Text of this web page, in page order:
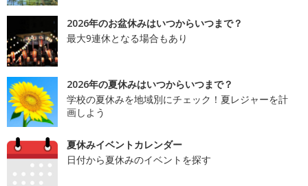
2026年のお盆休みはいつからいつまで？
最大9連休となる場合もあり
2026年の夏休みはいつからいつまで？
学校の夏休みを地域別にチェック！夏レジャーを計
画しよう
夏休みイベントカレンダー
日付から夏休みのイベントを探す